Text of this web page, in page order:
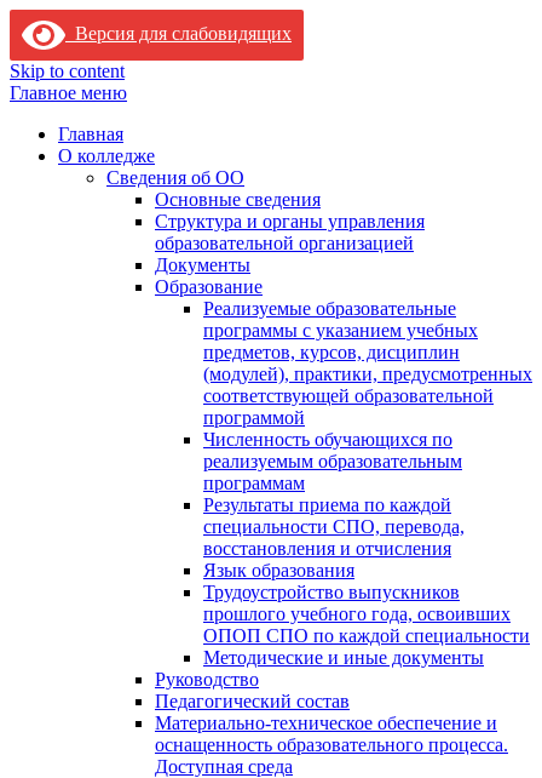
Версия для слабовидящих
Skip to content
Главное меню
Главная
О колледже
Сведения об ОО
Основные сведения
Структура и органы управления
образовательной организацией
Документы
Образование
Реализуемые образовательные
программы с указанием учебных
предметов, курсов, дисциплин
(модулей), практики, предусмотренных
соответствующей образовательной
программой
Численность обучающихся по
реализуемым образовательным
программам
Результаты приема по каждой
специальности СПО, перевода,
восстановления и отчисления
Язык образования
Трудоустройство выпускников
прошлого учебного года, освоивших
ОПОП СПО по каждой специальности
Методические и иные документы
Руководство
Педагогический состав
Материально-техническое обеспечение и
оснащенность образовательного процесса.
Доступная среда